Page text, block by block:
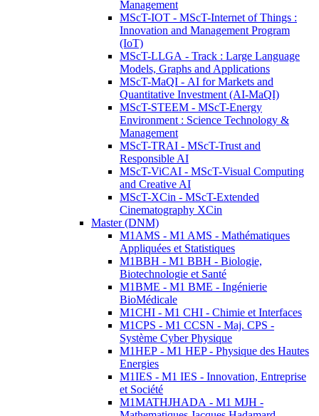
Management
MScT-IOT - MScT-Internet of Things :
Innovation and Management Program
(IoT)
MScT-LLGA - Track : Large Language
Models, Graphs and Applications
MScT-MaQI - AI for Markets and
Quantitative Investment (AI-MaQI)
MScT-STEEM - MScT-Energy
Environment : Science Technology &
Management
MScT-TRAI - MScT-Trust and
Responsible AI
MScT-ViCAI - MScT-Visual Computing
and Creative AI
MScT-XCin - MScT-Extended
Cinematography XCin
Master (DNM)
M1AMS - M1 AMS - Mathématiques
Appliquées et Statistiques
M1BBH - M1 BBH - Biologie,
Biotechnologie et Santé
M1BME - M1 BME - Ingénierie
BioMédicale
M1CHI - M1 CHI - Chimie et Interfaces
M1CPS - M1 CCSN - Maj. CPS -
Système Cyber Physique
M1HEP - M1 HEP - Physique des Hautes
Energies
M1IES - M1 IES - Innovation, Entreprise
et Société
M1MATHJHADA - M1 MJH -